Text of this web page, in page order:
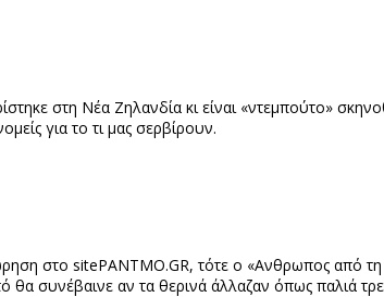
στη Νέα Ζηλανδία κι είναι «ντεμπούτο»
για το τι μας σερβίρουν.
στο sitePANTMO.GR, τότε ο «Ανθρωπος από
συνέβαινε αν τα θερινά άλλαζαν όπως παλιά